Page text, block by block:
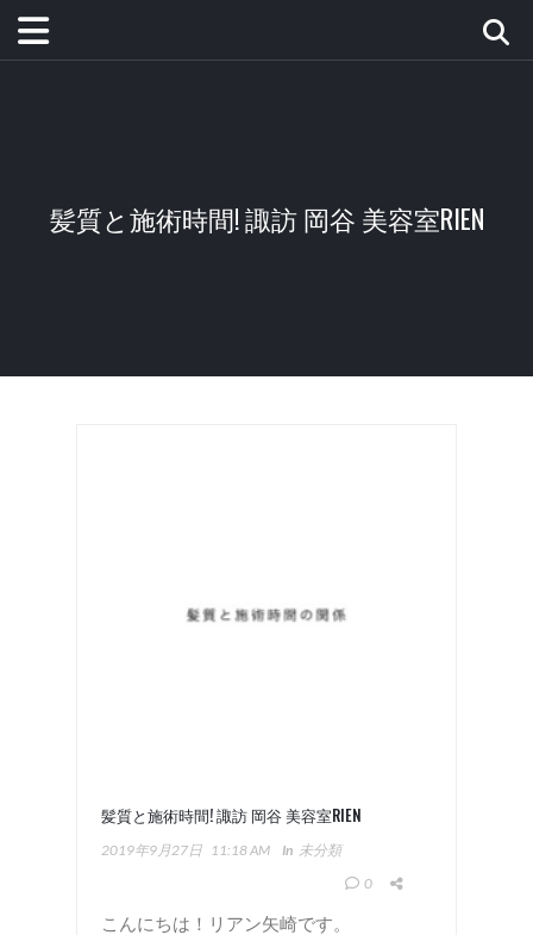
髪質と施術時間! 諏訪 岡谷 美容室RIEN
髪質と施術時間! 諏訪 岡谷 美容室RIEN
2019年9月27日 11:18 AM In 未分類
0
こんにちは！リアン矢崎です。